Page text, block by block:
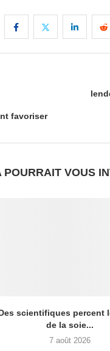
favoriser
POURRAIT VOUS
scientifiques percent
de la soie...
7 août 2026